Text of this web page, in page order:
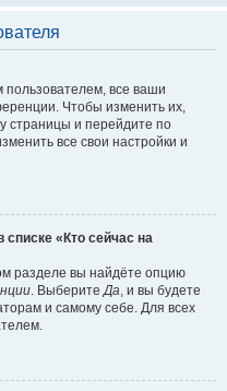
пользователем, все ваши
Чтобы изменить их,
страницы и перейдите по
все свои настройки и
списке «Кто сейчас на
разделе вы найдёте опцию
. ВыберитеДа, и вы будете
и самому себе. Для всех